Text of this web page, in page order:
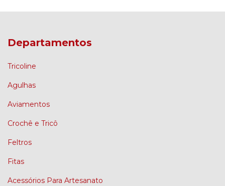
Departamentos
Tricoline
Agulhas
Aviamentos
Crochê e Tricô
Feltros
Fitas
Acessórios Para Artesanato